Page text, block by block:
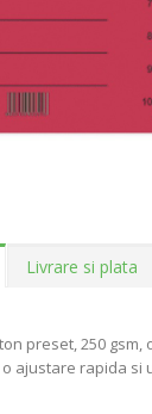
Livrare si plata
preset, 250 gsm,
ajustare rapida si